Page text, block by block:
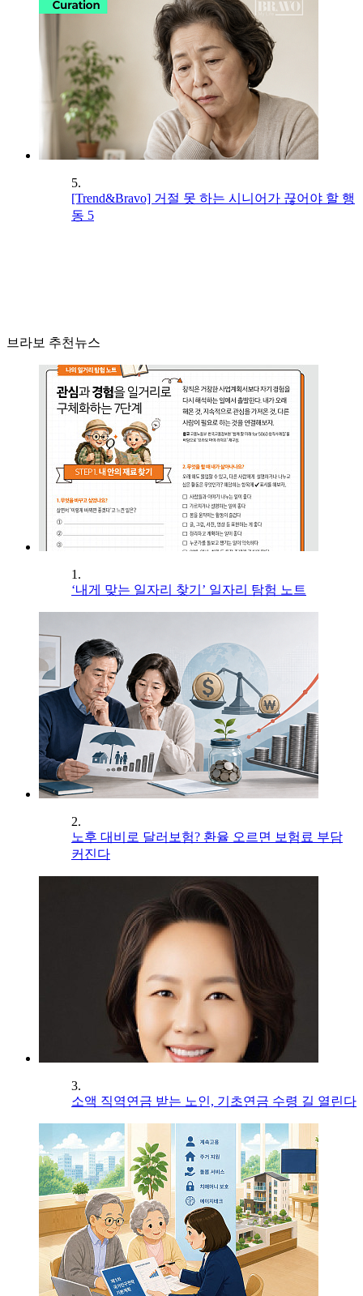
5.
[Trend&Bravo] 거절 못 하는 시니어가 끊어야 할 행
동 5
브라보 추천뉴스
1.
‘내게 맞는 일자리 찾기’ 일자리 탐험 노트
2.
노후 대비로 달러보험? 환율 오르면 보험료 부담
커진다
3.
소액 직역연금 받는 노인, 기초연금 수령 길 열린다